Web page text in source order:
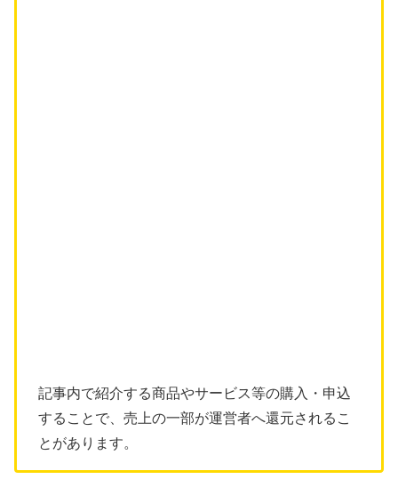
記事内で紹介する商品やサービス等の購入・申込
することで、売上の一部が運営者へ還元されるこ
とがあります。